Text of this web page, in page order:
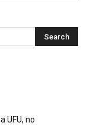
UFU, no